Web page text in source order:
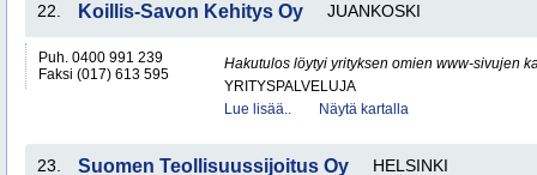
22. Koillis-Savon Kehitys Oy JUANKOSKI
Puh. 0400 991 239
Faksi (017) 613 595
Hakutulos löytyi yrityksen omien www-sivujen
YRITYSPALVELUJA
Lue lisää..
Näytä kartalla
23. Suomen Teollisuussijoitus Oy HELSINKI